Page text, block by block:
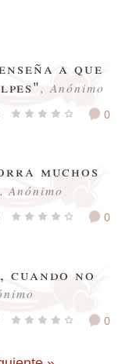
a que
, Anónimo
0
muchos
, Anónimo
0
cuando no
0